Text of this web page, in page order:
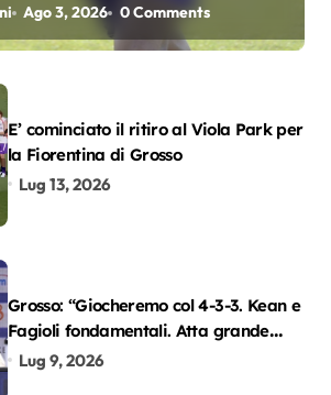
Ago 3, 2026 0 Comments
E’ cominciato il ritiro al Viola Park per
la Fiorentina di Grosso
Lug 13, 2026
Grosso: “Giocheremo col 4-3-3. Kean e
Fagioli fondamentali. Atta grande
colpo”
Lug 9, 2026